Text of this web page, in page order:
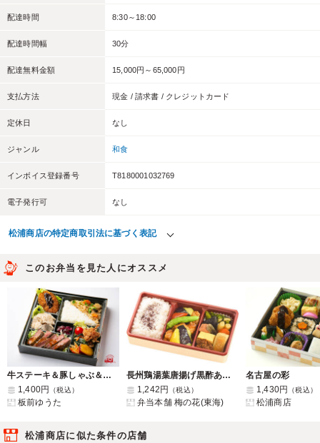
配達時間 8:30～18:00
配達時間幅 30分
配達無料金額 15,000円～65,000円
支払方法 現金 / 請求書 / クレジットカード
定休日 なし
ジャンル 和食
インボイス登録番号 T8180001032769
電子発行可 なし
松浦商店の特定商取引法に基づく表記
このお弁当を見た人にオススメ
牛ステーキ＆豚しゃぶ＆ひとくちカツ豪華弁当
1,400円
（税込）
板前ゆうた
長州鶏湯葉唐揚げ黒酢あんかけ弁当【5月13日～8月25日までのお届け】
1,242円
（税込）
弁当本舗 梅の花(東海)
名古屋の彩
1,430円
（税込）
松浦商店
松浦商店に似た条件の店舗